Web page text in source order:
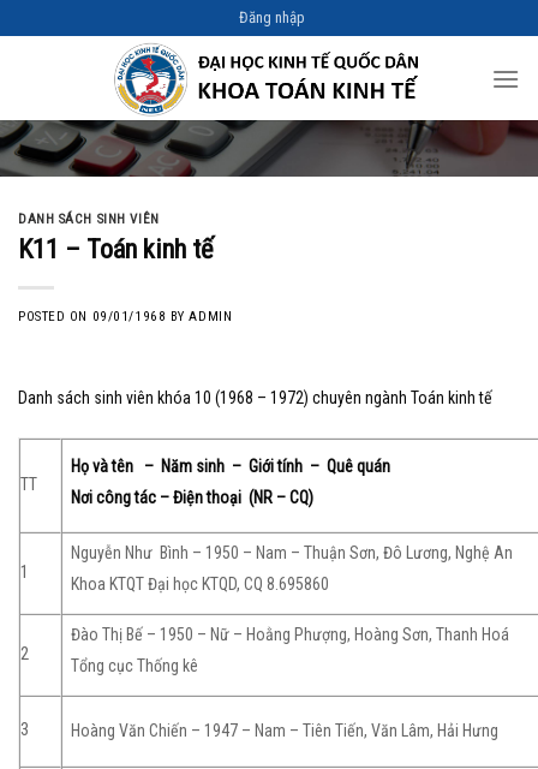
to
Đăng nhập
DANH SÁCH SINH VIÊN
K11 – Toán kinh tế
POSTED ON 09/01/1968 BYADMIN
Danh sách sinh viên khóa 10 (1968 – 1972) chuyên ngành Toán kinh tế
TT
Họ và tên – Năm sinh – Giới tính – Quê quán
Nơi công tác – Điện thoại (NR – CQ)
1
Nguyễn Như Bình – 1950 – Nam – Thuận Sơn, Đô Lương, Nghệ An
Khoa KTQT Đại học KTQD, CQ 8.695860
2
Đào Thị Bế – 1950 – Nữ – Hoằng Phượng, Hoàng Sơn, Thanh Hoá
Tổng cục Thống kê
3 Hoàng Văn Chiến – 1947 – Nam – Tiên Tiến, Văn Lâm, Hải Hưng